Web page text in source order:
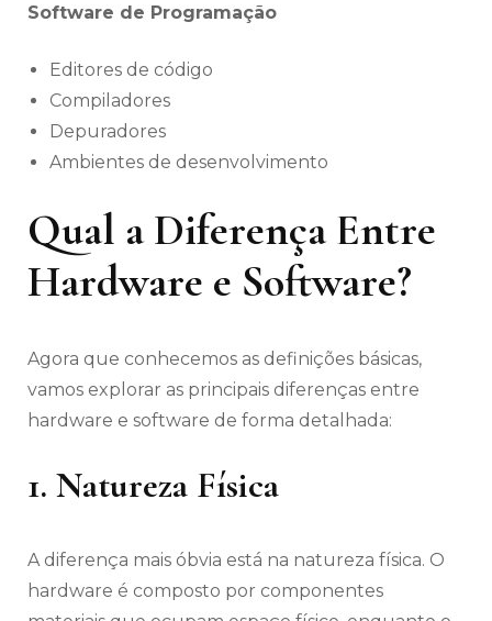
Software de Programação
Editores de código
Compiladores
Depuradores
Ambientes de desenvolvimento
Qual a Diferença Entre
Hardware e Software?
Agora que conhecemos as definições básicas,
vamos explorar as principais diferenças entre
hardware e software de forma detalhada:
1. Natureza Física
A diferença mais óbvia está na natureza física. O
hardware é composto por componentes